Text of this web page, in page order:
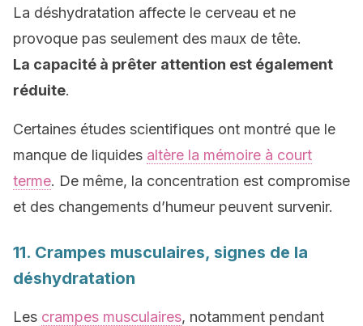
La déshydratation affecte le cerveau et ne
provoque pas seulement des maux de tête.
La capacité à prêter attention est également
réduite.
Certaines études scientifiques ont montré que le
manque de liquides altère la mémoire à court
terme. De même, la concentration est compromise
et des changements d’humeur peuvent survenir.
11. Crampes musculaires, signes de la
déshydratation
Les crampes musculaires, notamment pendant